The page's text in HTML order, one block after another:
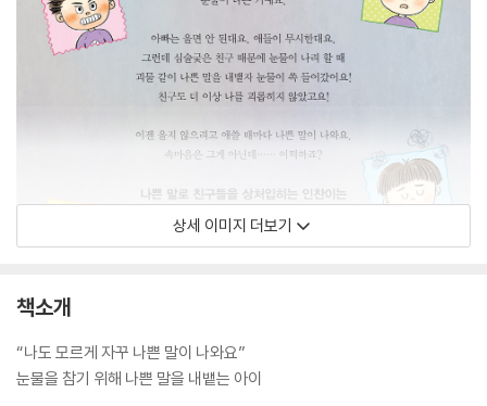
상세 이미지 더보기
책소개
“나도 모르게 자꾸 나쁜 말이 나와요”
눈물을 참기 위해 나쁜 말을 내뱉는 아이